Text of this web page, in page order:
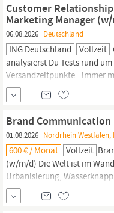
Customer
Marketing Manager
06.08.2026 Deutschland
ING Deutschland Vollzeit
analysierst Du Tests rund
Versandzeitpunkte - immer
noch wirkungsvoller zu
gutes Gespür für wirksamen
Daten: Öffnungs-, Klick-
im Blick,...
Brand
01.08.2026 Nordrhein
600 € / Monat Vollzeit
(w/m/d) Die Welt ist im
Urbanisierung,
neue Ideen, Perspektiven
sie. Unser Leitsatz: